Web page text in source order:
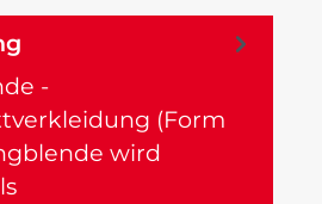
-
(Form
wird